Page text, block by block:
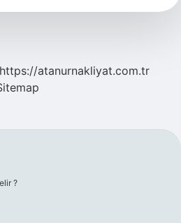
https://atanurnakliyat.com.tr
?